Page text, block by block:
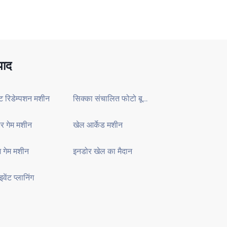
रिडेम्पशन मशीन सिक्का संचालित फोटो बूथ मशीन
गेम मशीन खेल आर्केड मशीन
गेम मशीन इनडोर खेल का मैदान
प्लानिंग